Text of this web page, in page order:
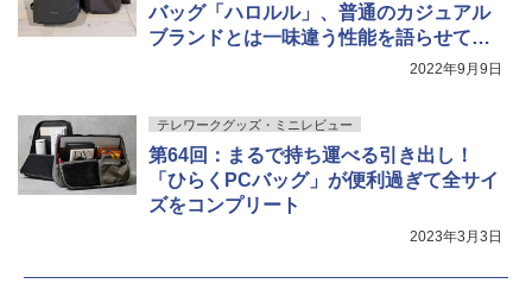
バッグ「ハロルル」、普通のカジュアル
ブランドとは一味違う性能を語らせてほ
2022年9月9日
テレワークグッズ・ミニレビュー
第64回：まるで持ち運べる引き出し！
「ひらくPCバッグ」が便利過ぎて全サイ
ズをコンプリート
2023年3月3日